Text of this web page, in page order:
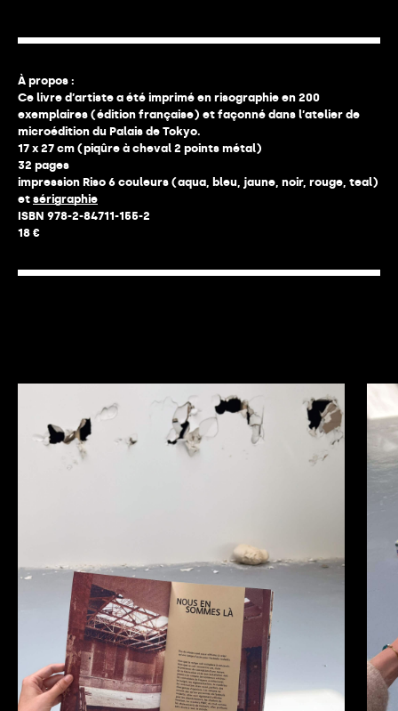
notamment à travers l’architecture des
faire un médium à part entière.
À propos :
Ce livre d’artiste a été imprimé en risographie en 200
exemplaires (édition française) et façonné dans l’atelier de
microédition du Palais de Tokyo.
17 x 27 cm (piqûre à cheval 2 points métal)
32 pages
impression Riso 6 couleurs (aqua, bleu, jaune, noir, rouge, teal)
et sérigraphie
ISBN 978-2-84711-155-2
18 €